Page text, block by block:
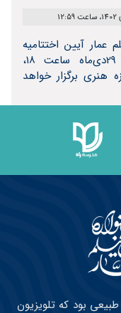
عمار آیین اختتامیه
چهاردهمین دوره این رویداد، جمعه 29دی‌ماه ساعت ۱۸،
هنری برگزار خواهد
طبیعی بود که تلویزیون